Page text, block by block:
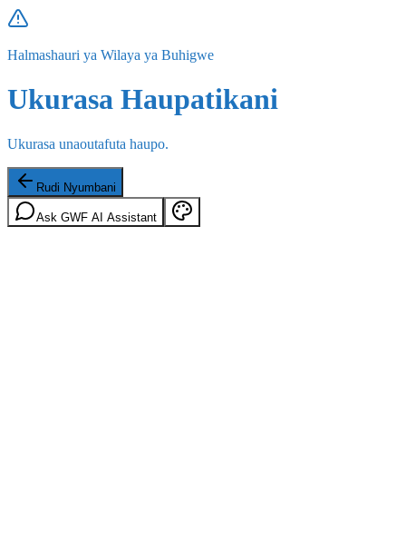
Halmashauri ya Wilaya ya Buhigwe
Ukurasa Haupatikani
Ukurasa unaoutafuta haupo.
Rudi Nyumbani
Ask GWF AI Assistant